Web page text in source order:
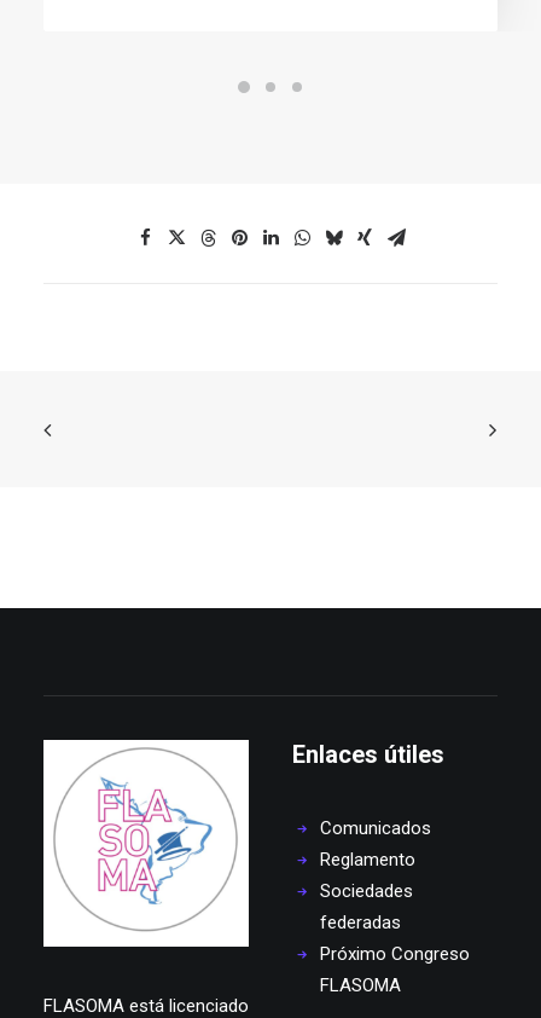
FLASOMA está licenciado
Enlaces útiles
Comunicados
Reglamento
Sociedades
federadas
Próximo Congreso
FLASOMA